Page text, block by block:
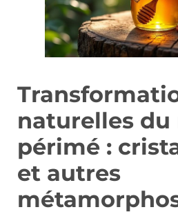
naturelles du
périmé :
et autres